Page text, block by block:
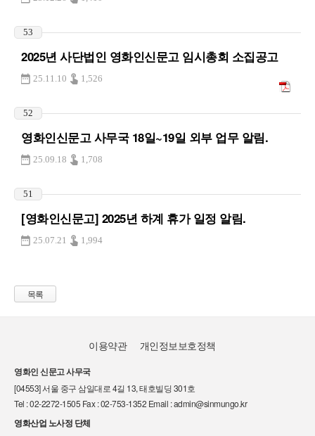
53
2025년 사단법인 영화인신문고 임시총회 소집공고
25.11.10 1,526
52
영화인신문고 사무국 18일~19일 외부 업무 알림.
25.09.18 1,708
51
[영화인신문고] 2025년 하계 휴가 일정 알림.
25.07.21 1,994
목록
이용약관 개인정보보호정책
영화인 신문고 사무국
[04553] 서울 중구 삼일대로 4길 13, 태호빌딩 301호
Tel : 02-2272-1505 Fax : 02-753-1352 Email : admin@sinmungo.kr
영화산업 노사정 단체